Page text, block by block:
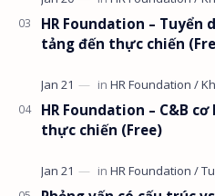
HR Foundation – Tuyển
tảng đến thực chiến
HR Foundation – C&B
thực chiến (Free)